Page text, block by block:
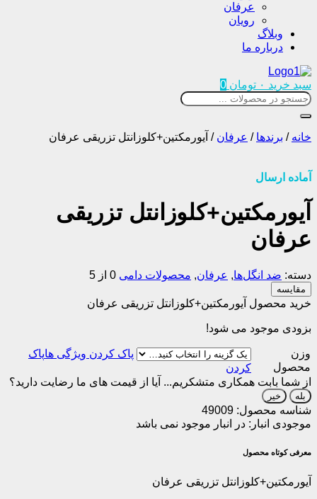
عرفان
رویان
وبلاگ
درباره ما
سبد خرید ۰ تومان 0
خانه / برندها / عرفان / آیورمکتین+کلوزانتل تزریقی عرفان
آماده ارسال
آیورمکتین+کلوزانتل تزریقی
عرفان
دسته: ضد انگل‌ها, عرفان, محصولات دامی 0 از 5
مقایسه
خرید محصول آیورمکتین+کلوزانتل تزریقی عرفان
بزودی موجود می شود!
وزن
محصول
پاک
کردن
از شما بابت همکاری متشکریم... آیا از قیمت های ما رضایت دارید؟
بله خیر
شناسه محصول: 49009
موجودی انبار: در انبار موجود نمی باشد
معرفی کوتاه محصول
آیورمکتین+کلوزانتل تزریقی عرفان